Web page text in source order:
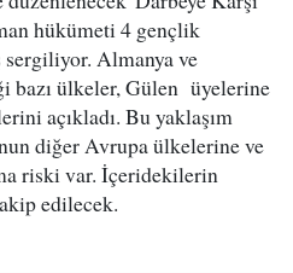
hükümeti 4 gençlik
sergiliyor. Almanya ve
bazı ülkeler, Gülen üyelerine
açıkladı. Bu yaklaşım
diğer Avrupa ülkelerine ve
riski var. İçeridekilerin
edilecek.